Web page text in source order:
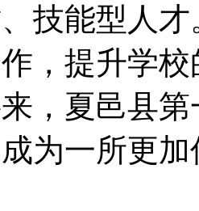
技能型人
，提升学
，夏邑县
为一所更